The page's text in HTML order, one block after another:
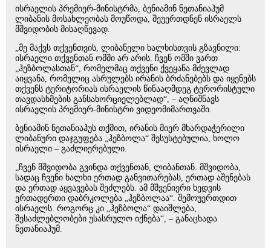
ისრაელის პრემიერ-მინისტრმა, ბენიამინ ნეთანიაჰუმ
ლიბანის მოსახლეობას მოუწოდა, შეუერთდნენ ისრაელს
მშვიდობის მისაღწევად.
„მე მაქვს თქვენთვის, ლიბანელი ხალხისთვის გზავნილი:
ისრაელი თქვენთან ომში არ არის. ჩვენ ომში ვართ
„ჰეზბოლასთან“, რომელმაც თქვენი ქვეყანა მძევლად
აიყვანა, რომელიც ასრულებს ირანის ბრძანებებს და იყენებს
თქვენს ტერიტორიას ისრაელის წინააღმდეგ ტერორისტული
თავდასხმების განსახორციელებლად“, – აღნიშნავს
ისრაელის პრემიერ-მინისტრი ვიდეომიმართვაში.
ბენიამინ ნეთანიაჰუს თქმით, ირანის მიერ მხარდაჭერილი
ლიბანური დაჯგუფება „ჰეზბოლა“ შესუსტებულია, ხოლო
ისრაელი – გაძლიერებული.
„ჩვენ მშვიდობა გვინდა თქვენთან, ლიბანთან. მშვიდობა,
სადაც ჩვენი ხალხი ერთად განვითარებას, ერთად აშენებას
და ერთად აყვავებას შეძლებს. ამ მშვენიერი ხედვის
ერთადერთი დაბრკოლება „ჰეზბოლაა“. შემოუერთდით
ისრაელს. როგორც კი „ჰეზბოლა“ დაიშლება,
შესაძლებლობები უსასრულო იქნება“, – განაცხადა
ნეთანიაჰუმ.